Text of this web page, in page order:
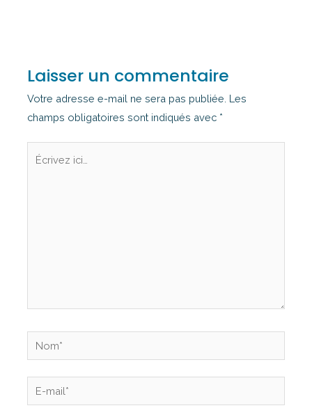
Laisser un commentaire
Votre adresse e-mail ne sera pas publiée. Les
champs obligatoires sont indiqués avec *